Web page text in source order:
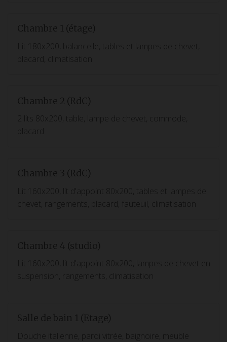
Chambre 1 (étage)
Lit 180x200, balancelle, tables et lampes de chevet,
placard, climatisation
Chambre 2 (RdC)
2 lits 80x200, table, lampe de chevet, commode,
Chambre 3 (RdC)
Lit 160x200, lit d'appoint 80x200, tables et lampes de
chevet, rangements, placard, fauteuil, climatisation
Chambre 4 (studio)
Lit 160x200, lit d'appoint 80x200, lampes de chevet en
suspension, rangements, climatisation
Salle de bain 1 (Etage)
Douche italienne, paroi vitrée, baignoire, meuble